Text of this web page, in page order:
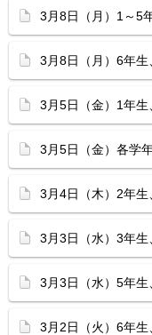
3月8日（月）1～5
3月8日（月）6年
3月5日（金）1年生
3月5日（金）各学
3月4日（木）2年
3月3日（水）3年
3月3日（水）5年
3月2日（火）6年